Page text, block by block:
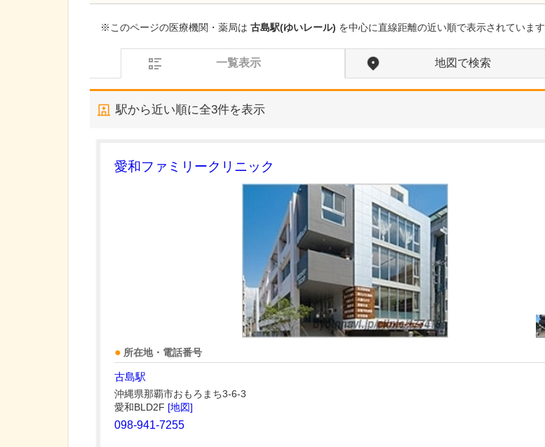
※このページの医療機関・薬局は 古島駅(ゆいレール) を中心に直線距離の近い順で表示されています
一覧表示 地図で検索
駅から近い順に全3件を表示
愛和ファミリークリニック
所在地・電話番号
古島駅
沖縄県那覇市おもろまち3-6-3
愛和BLD2F [地図]
098-941-7255
沖縄県那覇市
友寄クリニック
貴院の特長を教えてください。
当院は常勤医3名の3診体
制に加え、非常勤の先生
外科、消化器内科、肛門
外…